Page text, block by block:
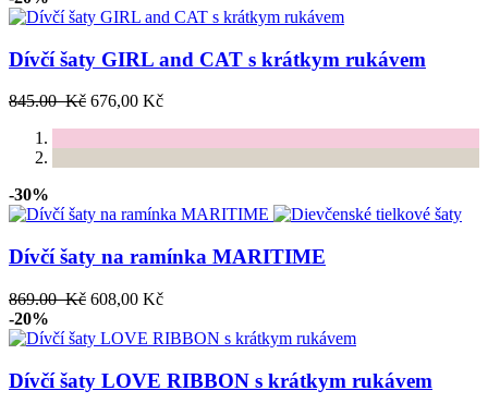
Dívčí šaty GIRL and CAT s krátkym rukávem
845.00 Kč 676,00 Kč
-30%
Dívčí šaty na ramínka MARITIME
869.00 Kč 608,00 Kč
-20%
Dívčí šaty LOVE RIBBON s krátkym rukávem